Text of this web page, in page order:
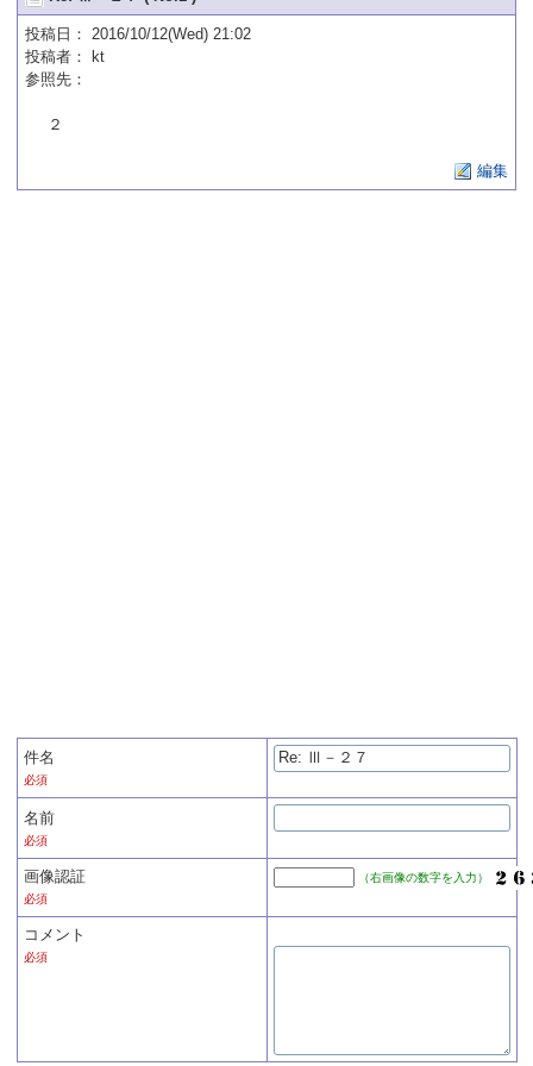
投稿日 ： 2016/10/12(Wed) 21:02
投稿者：
kt
参照先：
２
編集
件名
必須
名前
必須
画像認証
必須
（右画像の数字を入力）
コメント
必須